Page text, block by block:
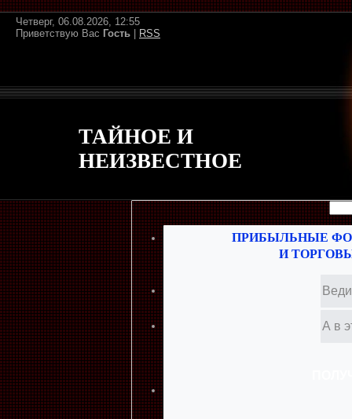
Четверг, 06.08.2026, 12:55
Приветствую Вас Гость RSS
ТАЙНОЕ И
НЕИЗВЕСТНОЕ
ПРИБЫЛЬНЫЕ
И